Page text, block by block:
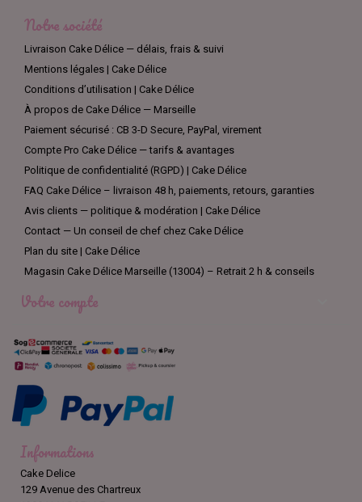
Notre société
Livraison Cake Délice — délais, frais & suivi
Mentions légales | Cake Délice
Conditions d’utilisation | Cake Délice
À propos de Cake Délice — Marseille
Paiement sécurisé : CB 3-D Secure, PayPal, virement
Compte Pro Cake Délice — tarifs & avantages
Politique de confidentialité (RGPD) | Cake Délice
FAQ Cake Délice – livraison 48 h, paiements, retours, garanties
Avis clients — politique & modération | Cake Délice
Contact — Un conseil de chef chez Cake Délice
Plan du site | Cake Délice
Magasin Cake Délice Marseille (13004) – Retrait 2 h & conseils
Votre compte
Informations
Cake Delice
129 Avenue des Chartreux